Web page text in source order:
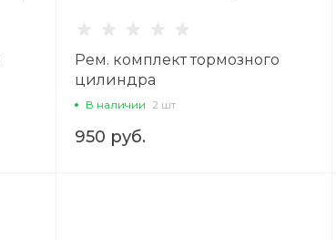
Рем. комплект тормозного
цилиндра
В наличии 2 шт
950 руб.